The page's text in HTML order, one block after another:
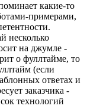
какие-то
примерами,
несколько
на джумле -
о фуллтайме, то
(если
ответах и
заказчика -
технологий